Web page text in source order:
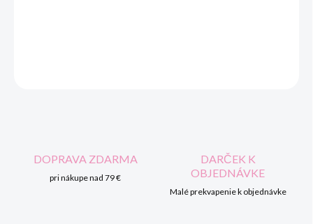
DOPRAVA ZDARMA
pri nákupe nad 79 €
DARČEK K
OBJEDNÁVKE
Malé prekvapenie k objednávke